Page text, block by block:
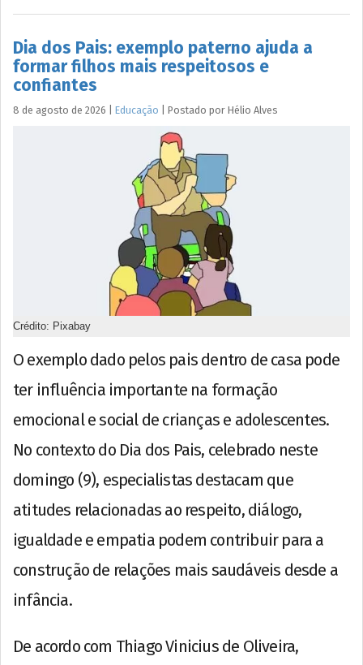
Dia dos Pais: exemplo paterno ajuda a
formar filhos mais respeitosos e
confiantes
8 de agosto de 2026 Educação Postado por Hélio Alves
Crédito: Pixabay
O exemplo dado pelos pais dentro de casa pode
ter influência importante na formação
emocional e social de crianças e adolescentes.
No contexto do Dia dos Pais, celebrado neste
domingo (9), especialistas destacam que
atitudes relacionadas ao respeito, diálogo,
igualdade e empatia podem contribuir para a
construção de relações mais saudáveis desde a
infância.
De acordo com Thiago Vinicius de Oliveira,